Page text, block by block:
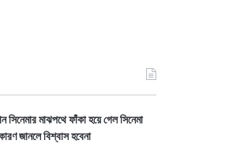
সিনেমার মাঝপথে ফাঁকা হয়ে গেল সিনেমা
জানলে বিশ্বাস হবেনা